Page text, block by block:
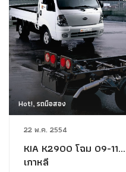
Hot!, รถมือสอง
22 พ.ค. 2554
KIA K2900 โฉม 09-
เกาหลี